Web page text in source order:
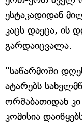
ესტაკადიდან
კაცს დაეცა, ის
გარდაიცვალა.
"საწარმოში
ატარებს
ორშაბათიდან კი
კომისია